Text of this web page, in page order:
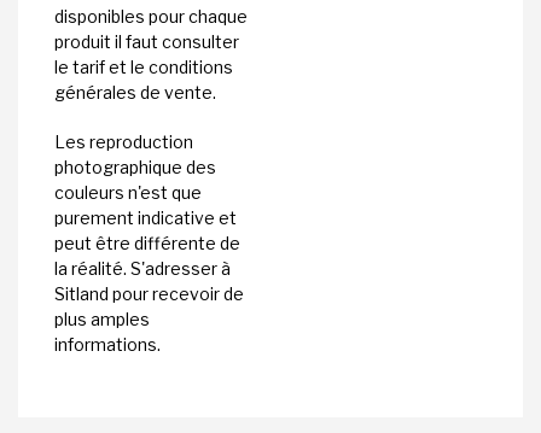
disponibles pour chaque
produit il faut consulter
le tarif et le conditions
générales de vente.
Les reproduction
photographique des
couleurs n'est que
purement indicative et
peut être différente de
la réalité. S'adresser à
Sitland pour recevoir de
plus amples
informations.